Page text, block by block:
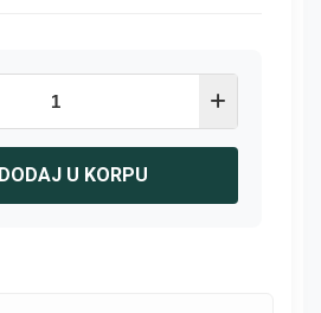
DODAJ U KORPU